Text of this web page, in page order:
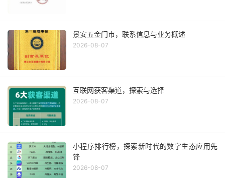
景安五金门市，联系信息与业务概述
2026-08-07
互联网获客渠道，探索与选择
2026-08-07
小程序排行榜，探索新时代的数字生态应用先
锋
2026-08-07